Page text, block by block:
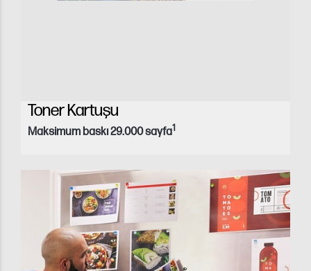
Toner Kartuşu
Maksimum baskı 29.000 sayfa1